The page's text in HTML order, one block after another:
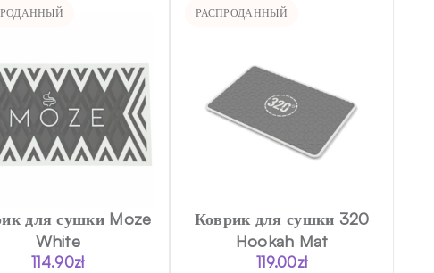
для сушки Moze
White
114.90zł
РАСПРОДАННЫЙ
Коврик для сушки 320
Hookah Mat
119.00zł